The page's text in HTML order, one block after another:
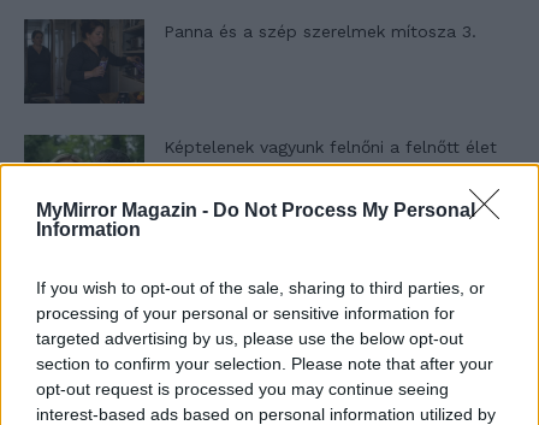
MyMirror Magazin - Do Not Process My Personal
Information
If you wish to opt-out of the sale, sharing to third parties, or
processing of your personal or sensitive information for
targeted advertising by us, please use the below opt-out
section to confirm your selection. Please note that after your
opt-out request is processed you may continue seeing
interest-based ads based on personal information utilized by
Panna és a szép szerelmek mítosza 3.
Képtelenek vagyunk felnőni a felnőtt élet
kihívásaihoz?
A kislány, akit nem védett meg senki –
Lyhanna története